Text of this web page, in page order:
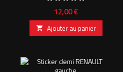
Prix
12,00 €
 Ajouter au panier